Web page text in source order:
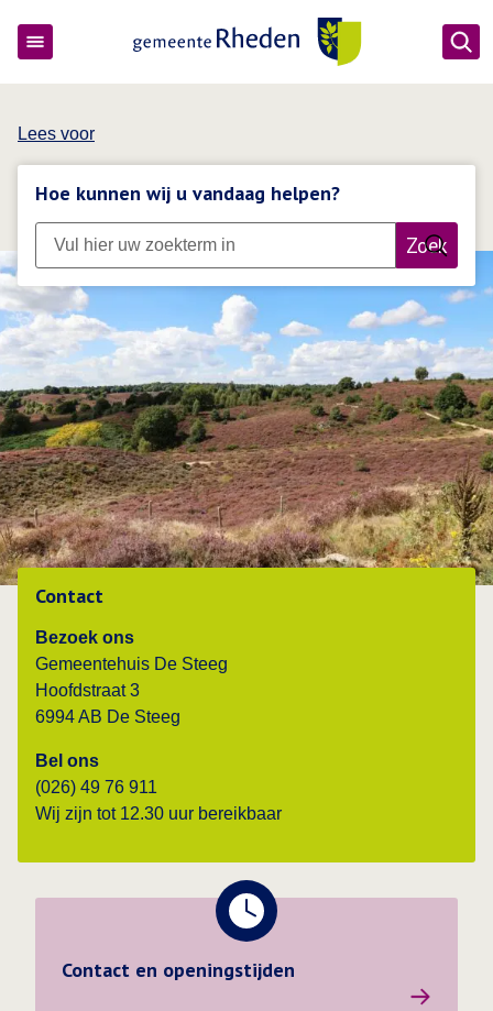
Lees voor
Hoe kunnen wij u vandaag helpen?
Zoek
Contact
Bezoek ons
Gemeentehuis De Steeg
Hoofdstraat 3
6994 AB De Steeg
Bel ons
(026) 49 76 911
Wij zijn tot 12.30 uur bereikbaar
Contact en openingstijden
Contact en openingstijden